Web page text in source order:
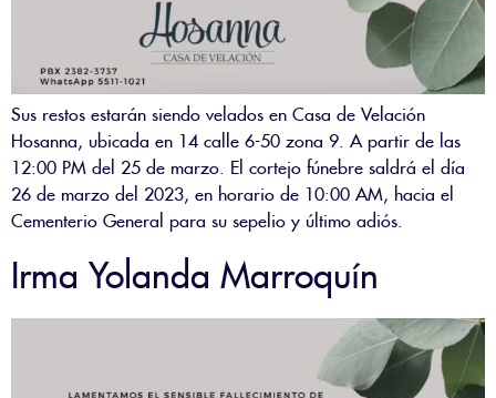
Sus restos estarán siendo velados en Casa de Velación
Hosanna, ubicada en 14 calle 6-50 zona 9. A partir de las
12:00 PM del 25 de marzo. El cortejo fúnebre saldrá el día
26 de marzo del 2023, en horario de 10:00 AM, hacia el
Cementerio General para su sepelio y último adiós.
Irma Yolanda Marroquín